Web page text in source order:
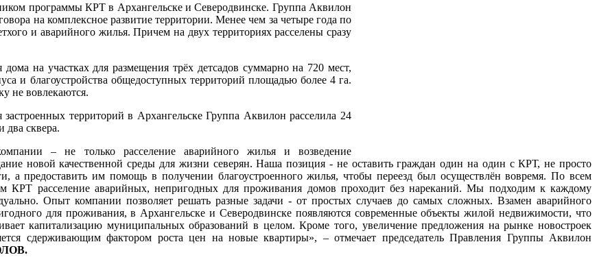
программы КРТ в Архангельске и Северодвинске. Группа Аквилон
на комплексное развитие территории. Менее чем за четыре года по
и аварийного жилья. Причем на двух территориях расселены сразу
на участках для размещения трёх детсадов суммарно на 720 мест,
и благоустройства общедоступных территорий площадью более 4 га.
не вовлекаются.
территорий в Архангельске Группа Аквилон расселила 24
два сквера.
– не только расселение аварийного жилья и возведение
новой качественной среды для жизни северян. Наша позиция - не оставить граждан один на один с КРТ, не просто
а предоставить им помощь в получении благоустроенного жилья, чтобы переезд был осуществлён вовремя. По всем
КРТ расселение аварийных, непригодных для проживания домов проходит без нареканий. Мы подходим к каждому
Опыт компании позволяет решать разные задачи - от простых случаев до самых сложных. Взамен аварийного
для проживания, в Архангельске и Северодвинске появляются современные объекты жилой недвижимости, что
капитализацию муниципальных образований в целом. Кроме того, увеличение предложения на рынке новостроек
сдерживающим фактором роста цен на новые квартиры», – отмечает председатель Правления Группы Аквилон